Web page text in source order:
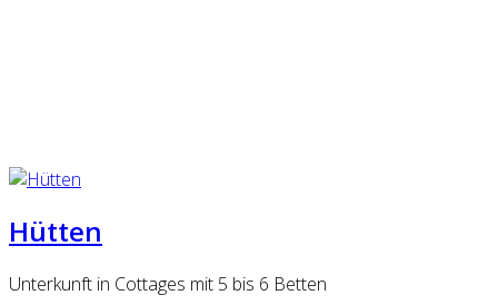
Hütten
Unterkunft in Cottages mit 5 bis 6 Betten